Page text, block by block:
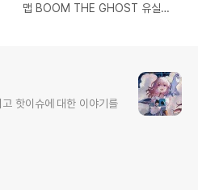
맵 BOOM THE GHOST 유실물
핫이슈에 대한 이야기를